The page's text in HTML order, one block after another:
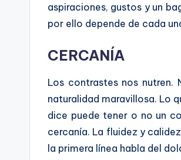
aspiraciones, gustos y un
por ello depende de cada
CERCANÍA
Los contrastes nos
naturalidad maravillosa. Lo
dice puede tener o no un
cercanía. La fluidez y
la primera línea habla del